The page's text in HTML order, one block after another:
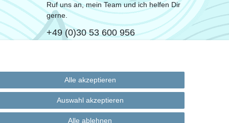
Ruf uns an, mein Team und ich helfen Dir
gerne.
+49 (0)30 53 600 956
Schreib uns eine E-Mail
Alle akzeptieren
Auswahl akzeptieren
Alle ablehnen